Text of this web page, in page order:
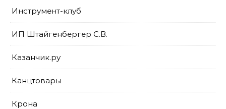
Инструмент-клуб
ИП Штайгенбергер С.В.
Казанчик.ру
Канцтовары
Крона